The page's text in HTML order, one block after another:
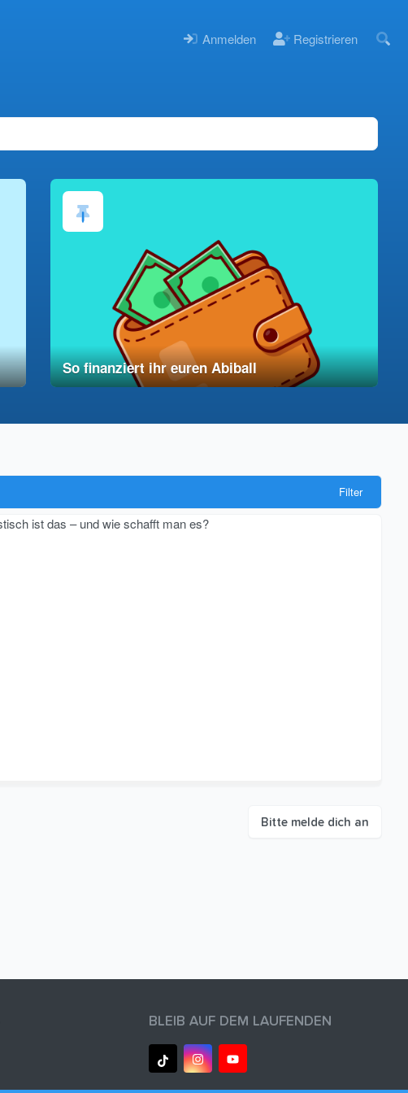
Anmelden Registrieren
So finanziert ihr euren Abiball
Filter
Bitte melde dich an
BLEIB AUF DEM LAUFENDEN